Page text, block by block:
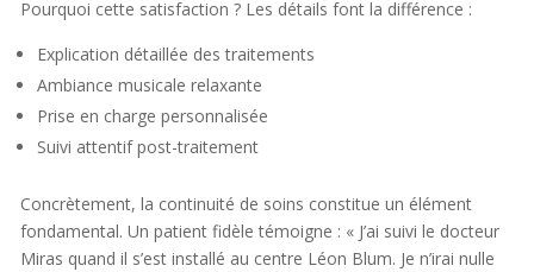
Pourquoi cette satisfaction ? Les détails font la différence :
Explication détaillée des traitements
Ambiance musicale relaxante
Prise en charge personnalisée
Suivi attentif post-traitement
Concrètement, la continuité de soins constitue un élément
fondamental. Un patient fidèle témoigne : « J’ai suivi le docteur
Miras quand il s’est installé au centre Léon Blum. Je n’irai nulle